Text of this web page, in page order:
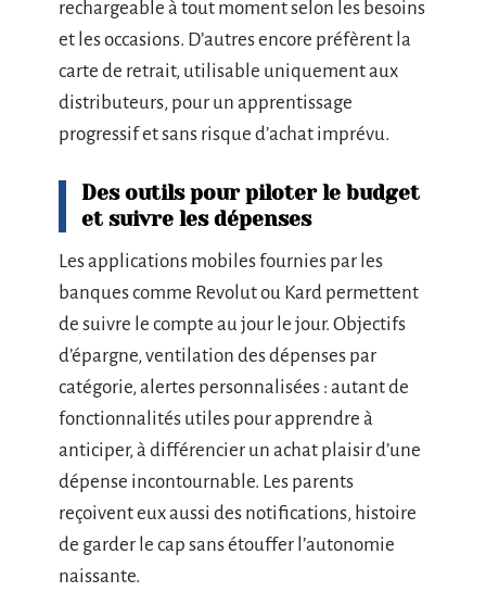
rechargeable à tout moment selon les besoins
et les occasions. D’autres encore préfèrent la
carte de retrait, utilisable uniquement aux
distributeurs, pour un apprentissage
progressif et sans risque d’achat imprévu.
Des outils pour piloter le budget
et suivre les dépenses
Les applications mobiles fournies par les
banques comme Revolut ou Kard permettent
de suivre le compte au jour le jour. Objectifs
d’épargne, ventilation des dépenses par
catégorie, alertes personnalisées : autant de
fonctionnalités utiles pour apprendre à
anticiper, à différencier un achat plaisir d’une
dépense incontournable. Les parents
reçoivent eux aussi des notifications, histoire
de garder le cap sans étouffer l’autonomie
naissante.